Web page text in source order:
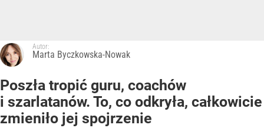
Autor:
Marta Byczkowska-Nowak
Poszła tropić guru, coachów
i szarlatanów. To, co odkryła, całkowicie
zmieniło jej spojrzenie